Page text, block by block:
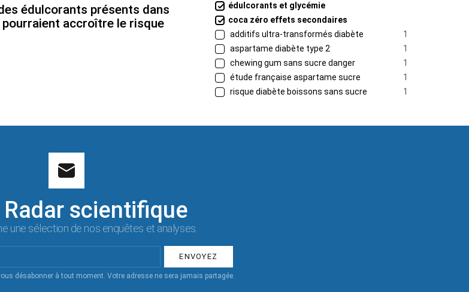
édulcorants présents dans
pourraient accroître le risque
édulcorants et glycémie
coca zéro effets secondaires
additifs ultra-transformés diabète
1
aspartame diabète type 2
1
chewing gum sans sucre danger
1
étude française aspartame sucre
1
risque diabète boissons sans sucre
1
Radar scientifique
une sélection de nos enquêtes et analyses.
désabonner à tout moment. Votre adresse ne sera jamais partagée.